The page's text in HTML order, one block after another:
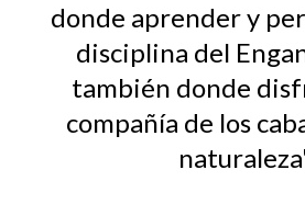
donde aprender y
disciplina del
también donde
compañía de los